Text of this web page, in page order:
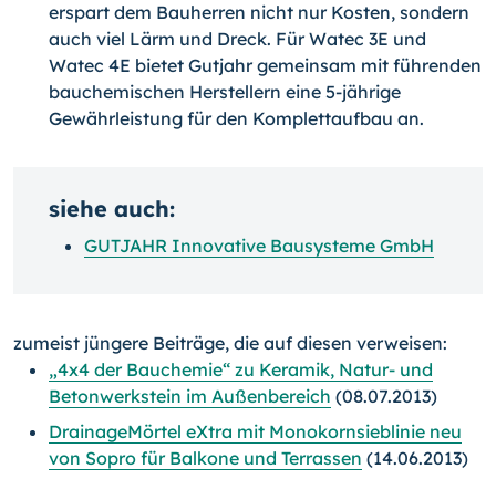
erspart dem Bauherren nicht nur Kosten, sondern
auch viel Lärm und Dreck. Für Watec 3E und
Watec 4E bietet Gutjahr gemeinsam mit führenden
bauchemischen Herstellern eine 5-jährige
Gewährleistung für den Komplettaufbau an.
siehe auch:
GUTJAHR Innovative Bausysteme GmbH
zumeist jüngere Beiträge, die auf diesen verweisen:
„4x4 der Bauchemie“ zu Keramik, Natur- und
Betonwerkstein im Außenbereich (08.07.2013)
DrainageMörtel eXtra mit Monokornsieblinie neu
von Sopro für Balkone und Terrassen (14.06.2013)